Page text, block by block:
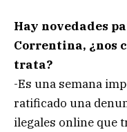
Hay novedades
Correntina, ¿nos
trata?
-Es una semana
ratificado una
ilegales online que